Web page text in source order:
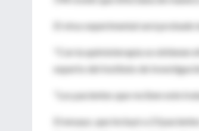
El virus experimental será
"Con la quimioterapia se obtienen
experto del Instituto de
"Los pacientes que reciben este
El ensayo, que incluyó a 23